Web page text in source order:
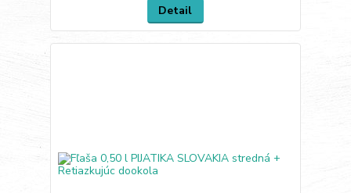
Detail